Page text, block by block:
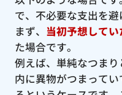
で、不必要な支出を避
まず、 当初予想して
た場合です。
例えば、単純なつま
内に異物がつまって